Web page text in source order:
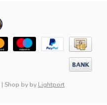
| Shop by by Lightport